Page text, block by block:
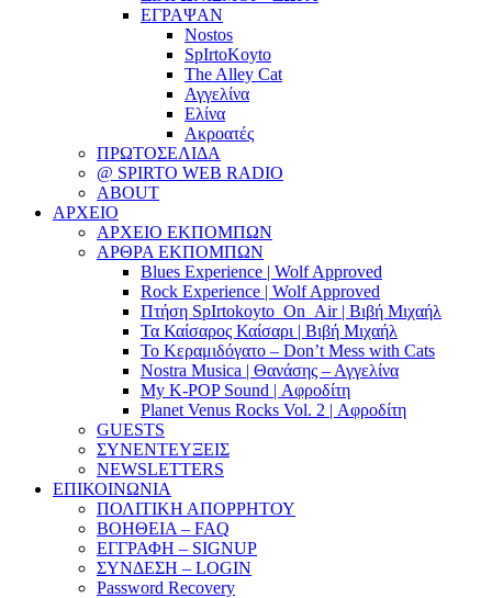
ΕΓΡΑΨΑΝ
Nostos
SpIrtoKoyto
The Alley Cat
Αγγελίνα
Ελίνα
Ακροατές
ΠΡΩΤΟΣΕΛΙΔΑ
@ SPIRTO WEB RADIO
ABOUT
ΑΡΧΕΙΟ
ΑΡΧΕΙΟ ΕΚΠΟΜΠΩΝ
ΑΡΘΡΑ ΕΚΠΟΜΠΩΝ
Blues Experience | Wolf Approved
Rock Experience | Wolf Approved
Πτήση SpIrtokoyto_On_Air | Βιβή Μιχαήλ
Τα Καίσαρος Καίσαρι | Βιβή Μιχαήλ
Το Κεραμιδόγατο – Don’t Mess with Cats
Nostra Musica | Θανάσης – Αγγελίνα
My K-POP Sound | Αφροδίτη
Planet Venus Rocks Vol. 2 | Αφροδίτη
GUESTS
ΣΥΝΕΝΤΕΥΞΕΙΣ
NEWSLETTERS
ΕΠΙΚΟΙΝΩΝΙΑ
ΠΟΛΙΤΙΚΗ ΑΠΟΡΡΗΤΟΥ
ΒΟΗΘΕΙΑ – FAQ
ΕΓΓΡΑΦΗ – SIGNUP
ΣΥΝΔΕΣΗ – LOGIN
Password Recovery